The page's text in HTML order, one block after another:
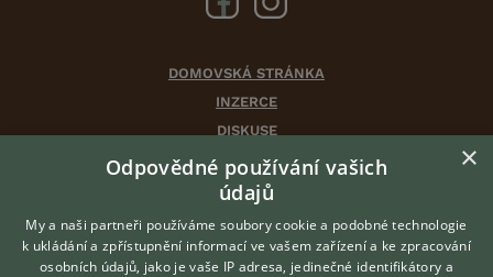
DOMOVSKÁ STRÁNKA
INZERCE
DISKUSE
ČLÁNKY
CHOVATELSKÉ STANICE
VÝBĚR VHODNÉHO PLEMENE
×
Odpovědné používání vašich
údajů
My a naši partneři používáme soubory cookie a podobné technologie
k ukládání a zpřístupnění informací ve vašem zařízení a ke zpracování
osobních údajů, jako je vaše IP adresa, jedinečné identifikátory a